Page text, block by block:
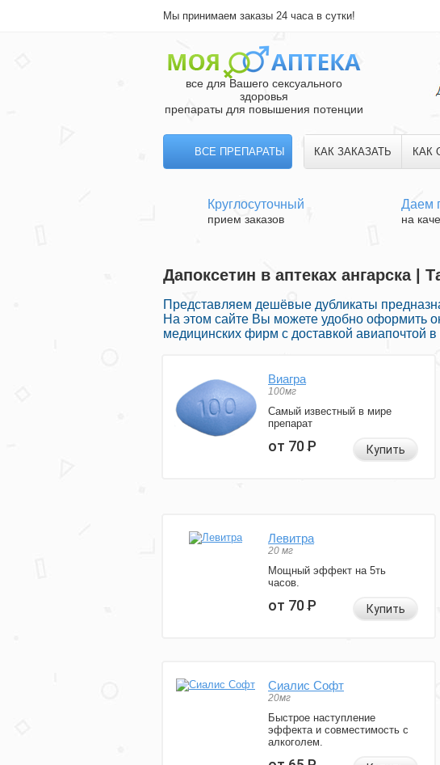
Мы принимаем заказы 24 часа в сутки!
все для Вашего сексуального
здоровья
препараты для повышения потенции
ВСЕ ПРЕПАРАТЫ КАК ЗАКАЗАТЬ КАК
Круглосуточный
прием заказов
Даем
на
Дапоксетин в аптеках ангарска |
Представляем дешёвые дубликаты
На этом сайте Вы можете удобно оформить
медицинских фирм с доставкой авиапочтой
Виагра
100мг
Самый известный в мире
препарат
от 70Р Купить
Левитра
20 мг
Мощный эффект на 5ть
часов.
от 70Р Купить
Сиалис Софт
20мг
Быстрое наступление
эффекта и совместимость с
алкоголем.